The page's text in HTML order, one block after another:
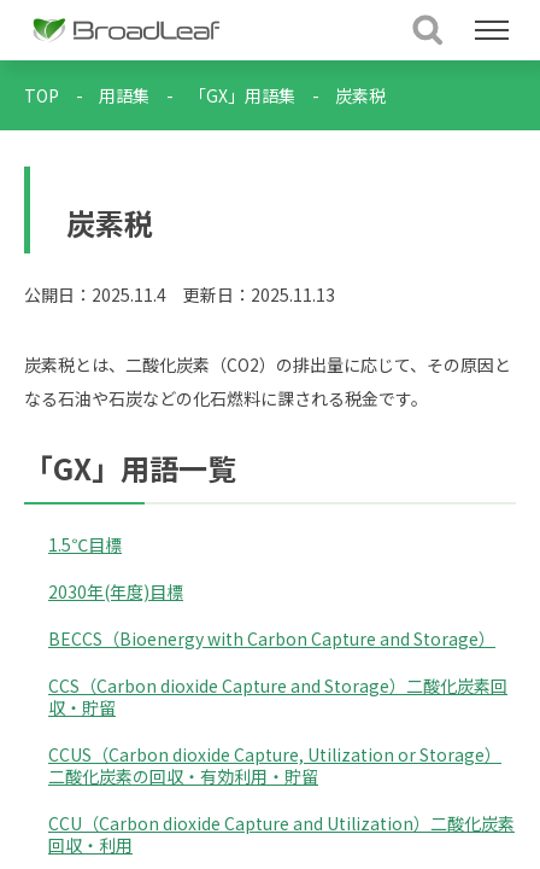
TOP - 用語集 - 「GX」用語集 - 炭素税
炭素税
公開日：2025.11.4 更新日：2025.11.13
炭素税とは、二酸化炭素（CO2）の排出量に応じて、その原因と
なる石油や石炭などの化石燃料に課される税金です。
「GX」用語一覧
1.5℃目標
2030年(年度)目標
BECCS（Bioenergy with Carbon Capture and Storage）
CCS（Carbon dioxide Capture and Storage）二酸化炭素回
収・貯留
CCUS（Carbon dioxide Capture, Utilization or Storage）
二酸化炭素の回収・有効利用・貯留
CCU（Carbon dioxide Capture and Utilization）二酸化炭素
回収・利用